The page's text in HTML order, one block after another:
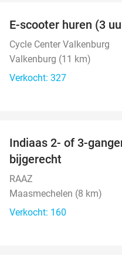
E-scooter huren (3
Cycle Center Valkenburg
Valkenburg (11 km)
Verkocht: 327
Indiaas 2- of 3-
bijgerecht
RAAZ
Maasmechelen (8 km)
Verkocht: 160